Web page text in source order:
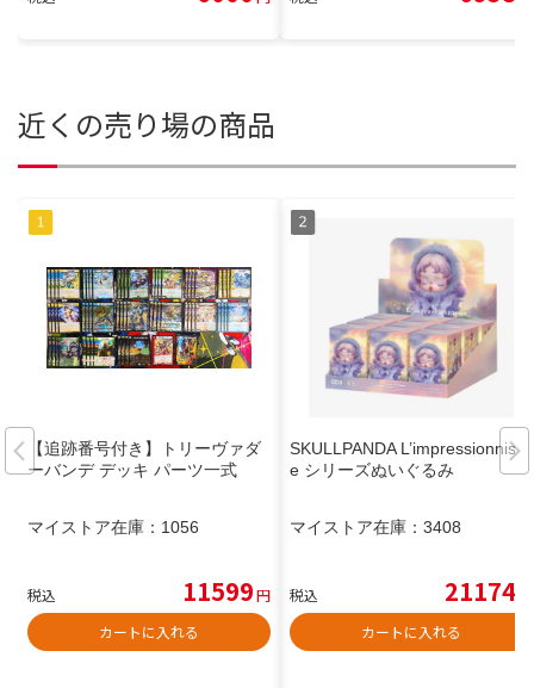
近くの売り場の商品
【追跡番号付き】トリーヴァダ
ーバンデ デッキ パーツ一式
マイストア在庫： 1056
税込 11599円
カートに入れる
SKULLPANDA L’impressionnism
e シリーズぬいぐるみ
マイストア在庫： 3408
税込 21174
カートに入れる